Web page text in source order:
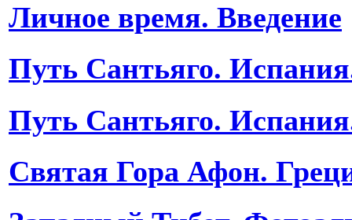
Личное время. Введение
Путь Сантьяго.
Путь Сантьяго.
Святая Гора Афон.